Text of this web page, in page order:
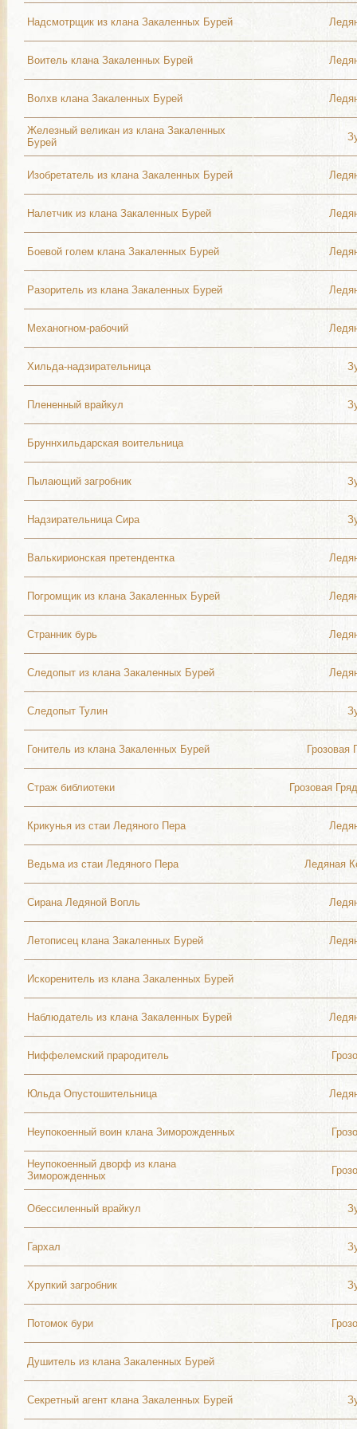
Надсмотрщик из клана Закаленных Бурей
Воитель клана Закаленных Бурей
Волхв клана Закаленных Бурей
Железный великан из клана Закаленных
Бурей
Изобретатель из клана Закаленных Бурей
Налетчик из клана Закаленных Бурей
Боевой голем клана Закаленных Бурей
Разоритель из клана Закаленных Бурей
Механогном-рабочий
Хильда-надзирательница
Плененный врайкул
Бруннхильдарская воительница
Пылающий загробник
Надзирательница Сира
Валькирионская претендентка
Погромщик из клана Закаленных Бурей
Странник бурь
Следопыт из клана Закаленных Бурей
Следопыт Тулин
Гонитель из клана Закаленных Бурей Грозовая
Страж библиотеки Грозовая
Крикунья из стаи Ледяного Пера
Ведьма из стаи Ледяного Пера Ледяная
Сирана Ледяной Вопль
Летописец клана Закаленных Бурей
Искоренитель из клана Закаленных Бурей
Наблюдатель из клана Закаленных Бурей
Ниффелемский прародитель
Юльда Опустошительница
Неупокоенный воин клана Зиморожденных
Неупокоенный дворф из клана
Зиморожденных
Обессиленный врайкул
Гархал
Хрупкий загробник
Потомок бури
Душитель из клана Закаленных Бурей
Секретный агент клана Закаленных Бурей